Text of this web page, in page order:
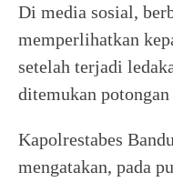
Di media sosial,
memperlihatkan
setelah terjadi
ditemukan
Kapolrestabes
mengatakan, pada